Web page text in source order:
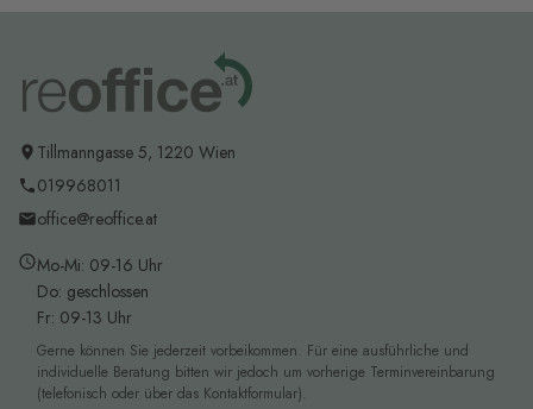
Tillmanngasse 5, 1220 Wien
019968011
office@reoffice.at
Mo-Mi: 09-16 Uhr
Do: geschlossen
Fr: 09-13 Uhr
Gerne können Sie jederzeit vorbeikommen. Für eine ausführliche und
individuelle Beratung bitten wir jedoch um vorherige Terminvereinbarung
(telefonisch oder über das Kontaktformular).